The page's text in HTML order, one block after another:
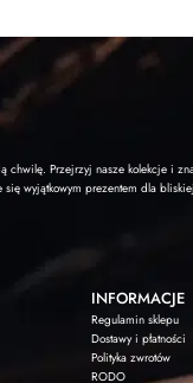
chwilę. Przejrzyj nasze kolekcje i
wyjątkowym prezentem dla
INFORMACJE
Regulamin sklepu
Dostawy i płatności
Polityka zwrotów
RODO